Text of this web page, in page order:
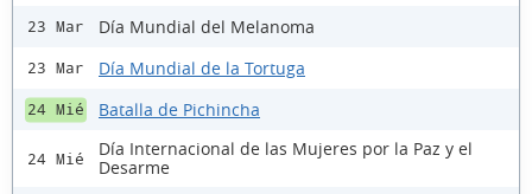
23 Mar Día Mundial del Melanoma
23 Mar Día Mundial de la Tortuga
24 Mié Batalla de Pichincha
24 Mié
Día Internacional de las Mujeres por la Paz y el
Desarme